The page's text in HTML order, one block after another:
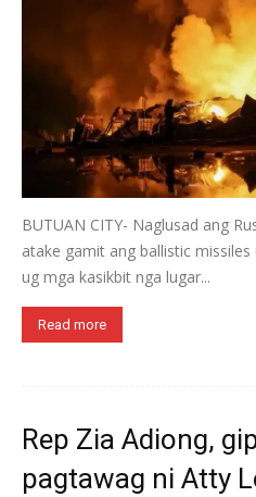
BUTUAN CITY- Naglusad ang
atake gamit ang ballistic
ug mga kasikbit nga lugar...
Read more
Rep Zia Adiong,
pagtawag ni Atty